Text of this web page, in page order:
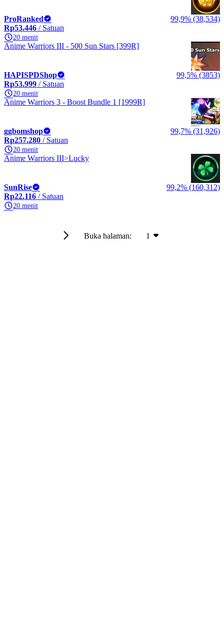
ProRanked
99,9% (38,534)
Rp53.446 / Satuan
20 menit
Anime Warriors III - 500 Sun Stars [399R]
HAPISPDShop
99,5% (3853)
Rp53.999 / Satuan
20 menit
Anime Warriors 3 - Boost Bundle 1 [1999R]
ggbomshop
99,7% (31,926)
Rp257.280 / Satuan
20 menit
Anime Warriors III>Lucky
SunRise
99,2% (160,312)
Rp22.116 / Satuan
20 menit
Buka halaman: 1